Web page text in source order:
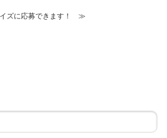
ズに応募できます！ ≫